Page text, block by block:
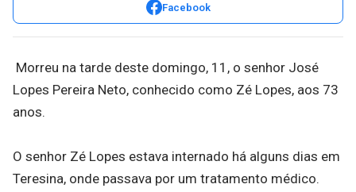
Facebook
Morreu na tarde deste domingo, 11, o senhor José
Lopes Pereira Neto, conhecido como Zé Lopes, aos 73
anos.
O senhor Zé Lopes estava internado há alguns dias em
Teresina, onde passava por um tratamento médico.